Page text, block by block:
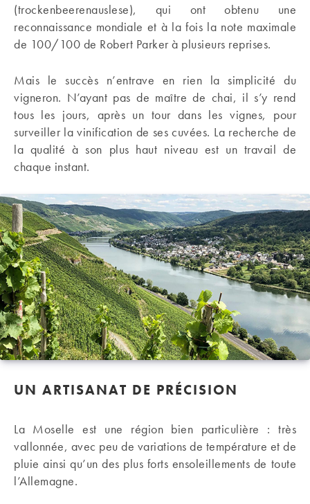
(trockenbeerenauslese), qui ont obtenu une
reconnaissance mondiale et à la fois la note maximale
de 100/100 de Robert Parker à plusieurs reprises.
Mais le succès n’entrave en rien la simplicité du
vigneron. N’ayant pas de maître de chai, il s’y rend
tous les jours, après un tour dans les vignes, pour
surveiller la vinification de ses cuvées. La recherche de
la qualité à son plus haut niveau est un travail de
chaque instant.
UN ARTISANAT DE PRÉCISION
La Moselle est une région bien particulière : très
vallonnée, avec peu de variations de température et de
pluie ainsi qu’un des plus forts ensoleillements de toute
l’Allemagne.